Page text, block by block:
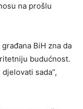
na prošlu
BiH zna da
budućnost.
sada”,